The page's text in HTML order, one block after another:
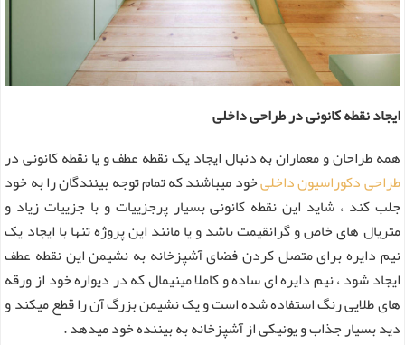
ایجاد نقطه کانونی در طراحی داخلی
همه طراحان و معماران به دنبال ایجاد یک نقطه عطف و یا نقطه کانونی در
طراحی دکوراسیون داخلیخود میباشند که تمام توجه بینندگان را به خود
جلب کند ، شاید این نقطه کانونی بسیار پرجزییات و با جزییات زیاد و
متریال های خاص و گرانقیمت باشد و یا مانند این پروژه تنها با ایجاد یک
نیم دایره برای متصل کردن فضای آشپزخانه به نشیمن این نقطه عطف
ایجاد شود ، نیم دایره ای ساده و کاملا مینیمال که در دیواره خود از ورقه
های طلایی رنگ استفاده شده است و یک نشیمن بزرگ آن را قطع میکند و
دید بسیار جذاب و یونیکی از آشپزخانه به بیننده خود میدهد .